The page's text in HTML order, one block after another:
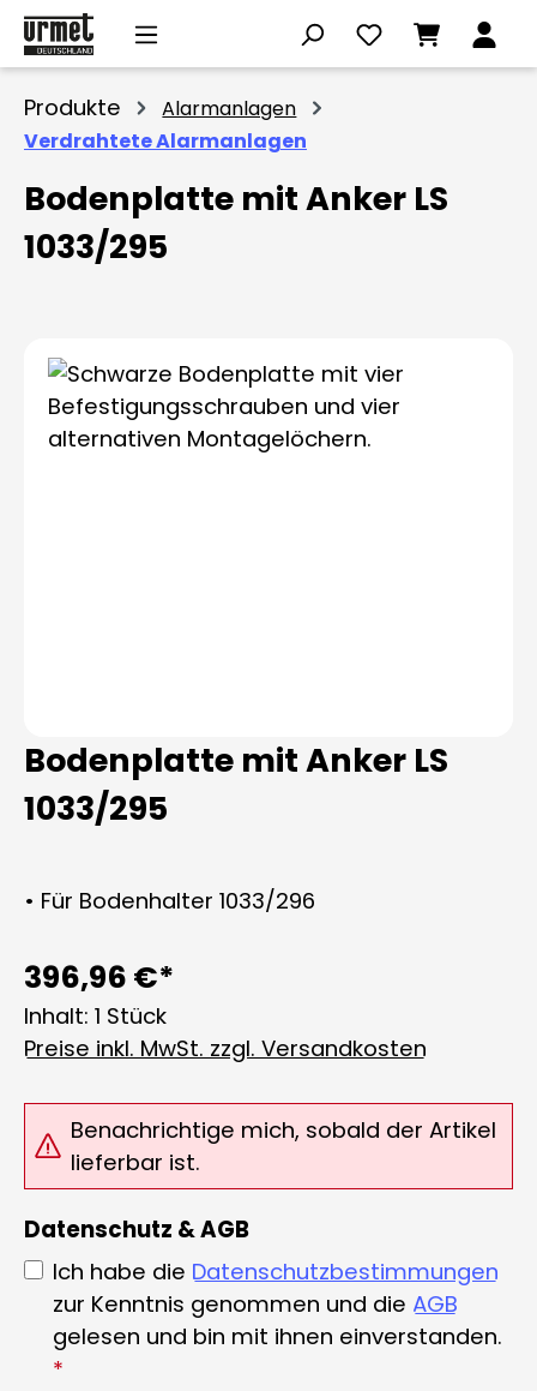
Zum Hauptinhalt springen
Produkte
Alarmanlagen
Verdrahtete Alarmanlagen
Bodenplatte mit Anker LS
1033/295
Bildergalerie überspringen
Bodenplatte mit Anker LS
1033/295
• Für Bodenhalter 1033/296
396,96 €*
Inhalt: 1 Stück
Preise inkl. MwSt. zzgl. Versandkosten
Benachrichtige mich, sobald der Artikel
lieferbar ist.
Datenschutz & AGB
Ich habe die Datenschutzbestimmungen
zur Kenntnis genommen und die AGB
gelesen und bin mit ihnen einverstanden.
*